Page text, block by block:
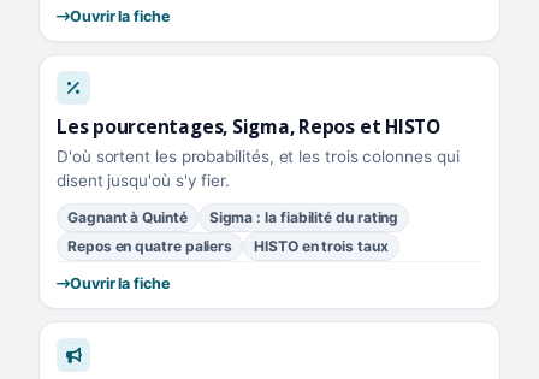
Ouvrir la fiche
Les pourcentages, Sigma, Repos et HISTO
D'où sortent les probabilités, et les trois colonnes qui
disent jusqu'où s'y fier.
Gagnant à Quinté
Sigma : la fiabilité du rating
Repos en quatre paliers
HISTO en trois taux
Ouvrir la fiche